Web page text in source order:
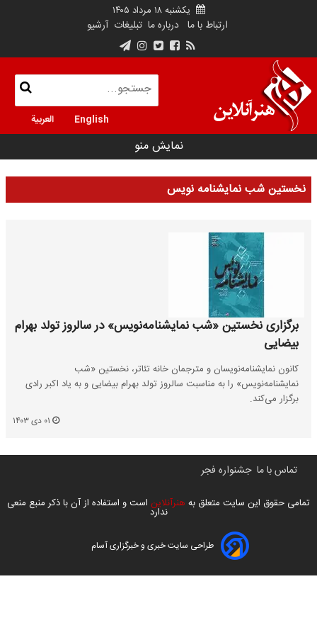
یکشنبه ۱۸ مرداد ۱۴۰۵
ارتباط با ما درباره ما تبلیغات آرشیو
English العربية
نمایش منو
نخستین شب نمایشنامه نویس
برگزاری نخستین «شب نمایشنامه‌نویس» در سالروز تولد بهرام
بیضایی
کانون نمایشنامه‌نویسان و مترجمان خانه تئاتر، نخستین «شب
نمایشنامه‌نویس» را به مناسبت سالروز تولد بهرام بیضایی و به یاد اکبر رادی
برگزار می‌کند.
تماس با ما جشنواره فجر
تمامی حقوق این سایت متعلق به هنرآنلاین است و استفاده از آن با ذکر منبع منعی
ندارد
طراحی سایت خبری و خبرگزاری آسام